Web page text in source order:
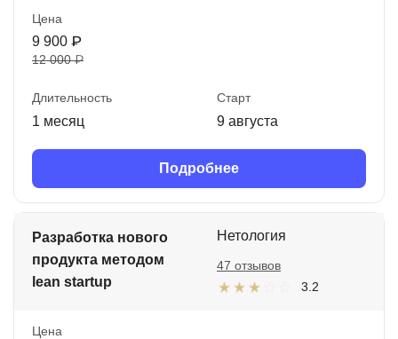
Цена
9 900 ₽
12 000 ₽
Длительность
1 месяц
Старт
9 августа
Подробнее
Разработка нового
продукта методом
lean startup
Нетология
3.2
47 отзывов
Цена